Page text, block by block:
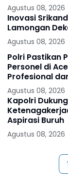
Agustus 08, 2026
Inovasi
Lamongan
Agustus 08, 2026
Polri Pastikan
Personel di
Profesional
Agustus 08, 2026
Kapolri
Aspirasi Buruh
Agustus 08, 2026